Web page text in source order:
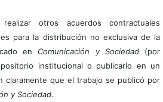
otros acuerdos contractuales
para la distribución no exclusiva de la
en Comunicación y Sociedad(por
institucional o publicarlo en un
claramente que el trabajo se publicó por
y Sociedad.